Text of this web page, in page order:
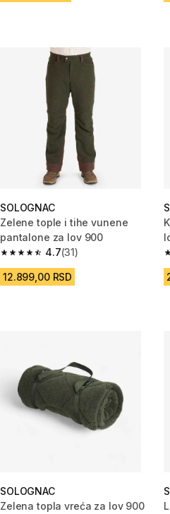
SOLOGNAC
Zelene tople i tihe vunene
pantalone za lov 900
4.7
4.7 od 5 zvezdica from 31
(31)
12.899,00 RSD
SOLOGNAC
Zelena topla vreća za lov 900